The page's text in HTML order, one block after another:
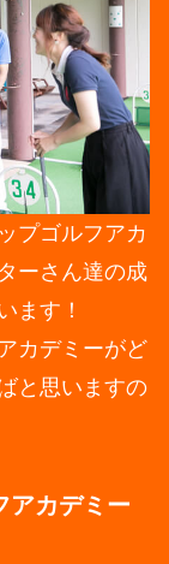
プゴルフアカ
ーさん達の成
ます！
カデミーがど
と思いますの
アカデミー